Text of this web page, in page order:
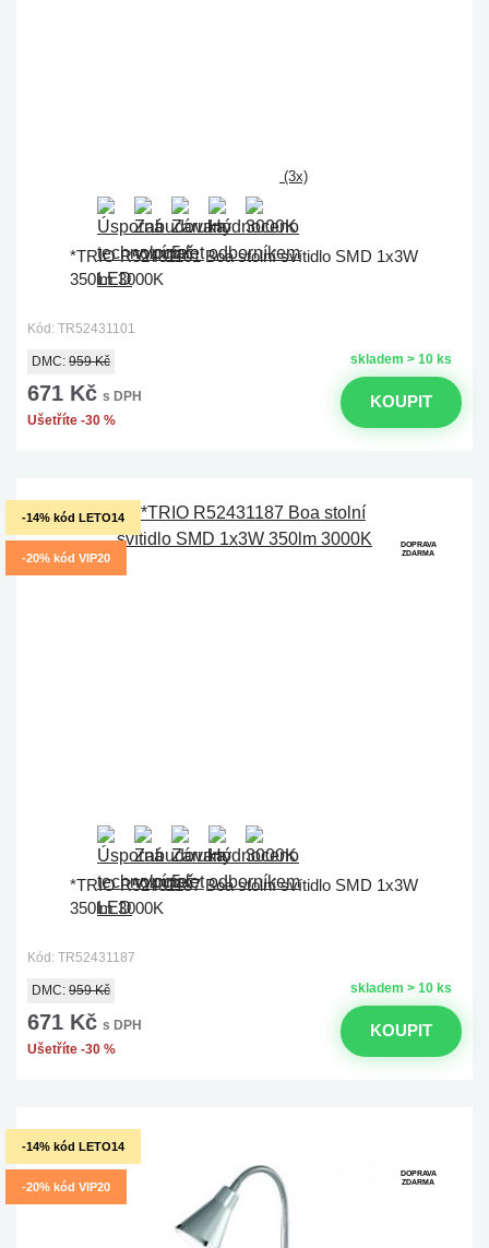
(3x)
*TRIO R52431101 Boa stolní svítidlo SMD 1x3W
350lm 3000K
Kód: TR52431101
skladem > 10 ks
DMC: 959 Kč
671 Kč s DPH
Ušetříte -30 %
KOUPIT
-14% kód LETO14
-20% kód VIP20
DOPRAVA
ZDARMA
*TRIO R52431187 Boa stolní svítidlo SMD 1x3W
350lm 3000K
Kód: TR52431187
skladem > 10 ks
DMC: 959 Kč
671 Kč s DPH
Ušetříte -30 %
KOUPIT
-14% kód LETO14
-20% kód VIP20
DOPRAVA
ZDARMA